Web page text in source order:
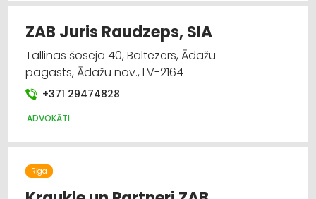
ZAB Juris Raudzeps, SIA
Tallinas šoseja 40, Baltezers, Ādažu
pagasts, Ādažu nov., LV-2164
+371 29474828
ADVOKĀTI
Rīga